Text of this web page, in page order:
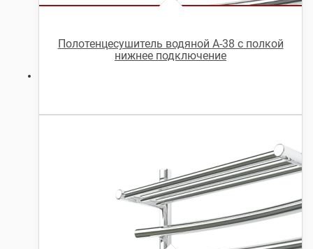
Полотенцесушитель водяной А-38 с полкой
нижнее подключение